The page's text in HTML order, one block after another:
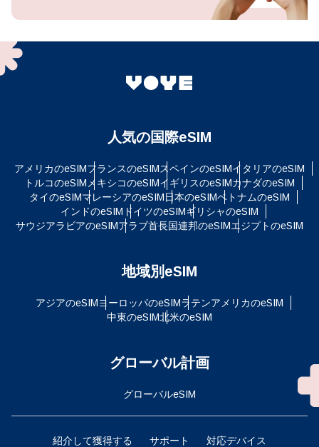
人気の国際eSIM
アメリカのeSIMフランスのeSIMスペインのeSIMイタリアのeSIM
トルコのeSIM メキシコのeSIMイギリスのeSIMカナダのeSIM
タイのeSIMマレーシアのeSIM日本のeSIMベトナムのeSIM
インドのeSIM ドイツのeSIMギリシャのeSIM
サウジアラビアのeSIMアラブ首長国連邦のeSIMエジプトのeSIM
地域別eSIM
アジアのeSIMヨーロッパのeSIMラテンアメリカのeSIM
中東のeSIM北米のeSIM
グローバル計画
グローバルeSIM
紹介して獲得する サポート 対応デバイス